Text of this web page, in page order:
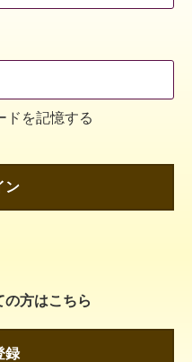
ドを記憶する
ン
の方はこちら
録